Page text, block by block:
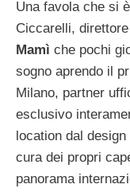
Una favola che si
Ciccarelli,
Mamì che pochi
sogno aprendo il
Milano, partner
esclusivo
location dal
cura dei propri
panorama